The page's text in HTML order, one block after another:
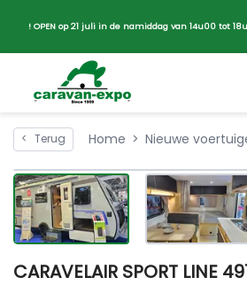
! OPEN op 21 juli in de namiddag van 14u00 tot
< Terug Home Nieuwe
CARAVELAIR SPORT LINE